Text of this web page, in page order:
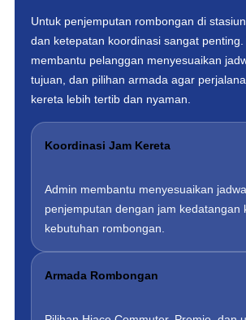
Untuk penjemputan rombongan di
dan ketepatan koordinasi sangat
membantu pelanggan menyesuaikan
tujuan, dan pilihan armada agar
kereta lebih tertib dan nyaman.
Koordinasi Jam Kereta
Admin membantu menyesuaikan
penjemputan dengan jam kedatangan
kebutuhan rombongan.
Armada Rombongan